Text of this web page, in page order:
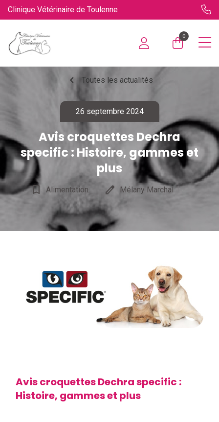
Clinique Vétérinaire de Toulenne
0
chevron_left Toutes les actualités
26 septembre 2024
Avis croquettes Dechra
specific : Histoire, gammes et
plus
bookmark_border Alimentation edit Mélany Marchal
Avis croquettes Dechra specific :
Histoire, gammes et plus